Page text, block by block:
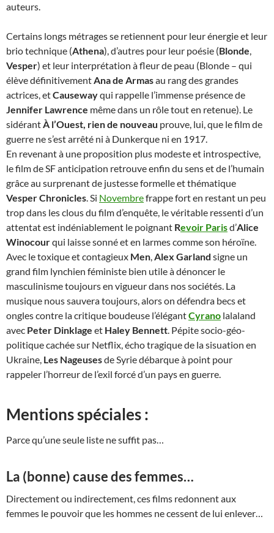
auteurs.
Certains longs métrages se retiennent pour leur énergie et leur
brio technique (Athena), d’autres pour leur poésie (Blonde,
Vesper) et leur interprétation à fleur de peau (Blonde – qui
élève définitivementAna de Armasau rang des grandes
actrices, etCausewayqui rappelle l’immense présence de
Jennifer Lawrence même dans un rôle tout en retenue). Le
sidérantÀ l’Ouest, rien de nouveau prouve, lui, que le film de
guerre ne s’est arrêté ni à Dunkerque ni en 1917.
En revenant à une proposition plus modeste et introspective,
le film de SF anticipation retrouve enfin du sens et de l’humain
grâce au surprenant de justesse formelle et thématique
Vesper Chronicles. Si Novembrefrappe fort en restant un peu
trop dans les clous du film d’enquête, le véritable ressenti d’un
attentat est indéniablement le poignant Revoir Parisd’Alice
Winocourqui laisse sonné et en larmes comme son héroïne.
Avec le toxique et contagieux Men,Alex Garland signe un
grand film lynchien féministe bien utile à dénoncer le
masculinisme toujours en vigueur dans nos sociétés. La
musique nous sauvera toujours, alors on défendra becs et
ongles contre la critique boudeuse l’élégantCyrano lalaland
avec Peter Dinklage et Haley Bennett. Pépite socio-géo-
politique cachée sur Netflix, écho tragique de la sisuation en
Ukraine, Les Nageusesde Syrie débarque à point pour
rappeler l’horreur de l’exil forcé d’un pays en guerre.
Mentions spéciales :
Parce qu’une seule liste ne suffit pas…
La (bonne) cause des femmes…
Directement ou indirectement, ces films redonnent aux
femmes le pouvoir que les hommes ne cessent de lui enlever…